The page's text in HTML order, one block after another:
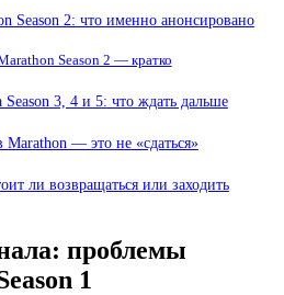
Season 2: что именно анонсировано
Season 2 — кратко
Season 3, 4 и 5: что ждать дальше
— это не «сдаться»
ли возвращаться или заходить
проблемы
1